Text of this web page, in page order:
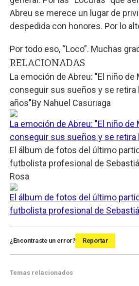
Abreu se merece un lugar de
despedida con honores. Por lo
Por todo eso, “Loco”. Muchas
RELACIONADAS
La emoción de Abreu: "El niño de
conseguir sus sueños y se retira
años"By Nahuel Casuriaga
La emoción de Abreu: "El niño de
conseguir sus sueños y se retira
El álbum de fotos del último
futbolista profesional de
Rosa
El álbum de fotos del último
futbolista profesional de
¿Encontraste un error? Reportar
Temas relacionados